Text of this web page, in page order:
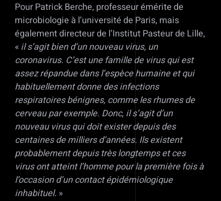
Pour Patrick Berche, professeur émérite de
microbiologie à l’université de Paris, mais
également directeur de l’Institut Pasteur de Lille,
«il s’agit bien d’un nouveau virus, un
coronavirus. C’est une famille de virus qui est
assez répandue dans l’espèce humaine et qui
habituellement donne des infections
respiratoires bénignes, comme les rhumes de
cerveau par exemple. Donc, il s’agit d’un
nouveau virus qui doit exister depuis des
centaines de milliers d’années. Ils existent
probablement depuis très longtemps et ces
virus ont atteint l’homme pour la première fois à
l’occasion d’un contact épidémiologique
inhabituel. »